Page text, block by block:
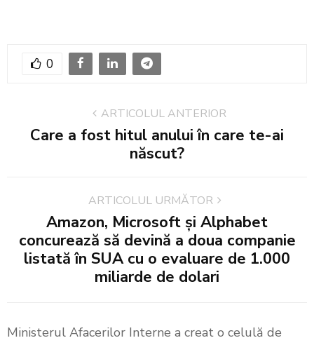
0
ARTICOLUL ANTERIOR
Care a fost hitul anului în care te-ai
născut?
ARTICOLUL URMĂTOR
Amazon, Microsoft şi Alphabet
concurează să devină a doua companie
listată în SUA cu o evaluare de 1.000
miliarde de dolari
Ministerul Afacerilor Interne a creat o celulă de